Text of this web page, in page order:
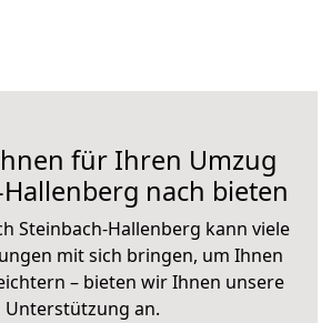
für Ihren Umzug
nach bieten
Steinbach-Hallenberg kann viele
mit sich bringen, um Ihnen
– bieten wir Ihnen unsere
Unterstützung an.